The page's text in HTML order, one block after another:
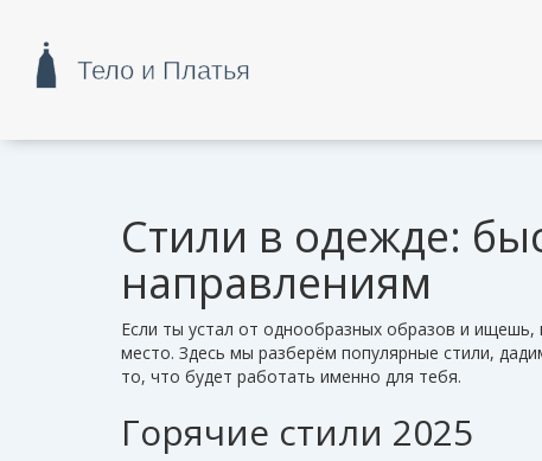
Стили в одежде:
направлениям
Если ты устал от однообразных образов и
место. Здесь мы разберём популярные стили,
то, что будет работать именно для тебя.
Горячие стили 2025